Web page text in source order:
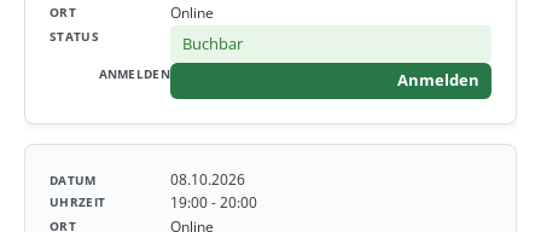
Online
Buchbar
Anmelden
08.10.2026
19:00 - 20:00
Online